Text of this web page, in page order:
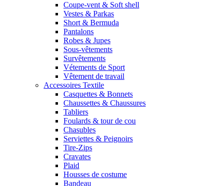
Coupe-vent & Soft shell
Vestes & Parkas
Short & Bermuda
Pantalons
Robes & Jupes
Sous-vêtements
Survêtements
Vétements de Sport
Vêtement de travail
Accessoires Textile
Casquettes & Bonnets
Chaussettes & Chaussures
Tabliers
Foulards & tour de cou
Chasubles
Serviettes & Peignoirs
Tire-Zips
Cravates
Plaid
Housses de costume
Bandeau